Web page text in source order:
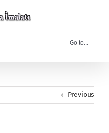
Go to...
Previous